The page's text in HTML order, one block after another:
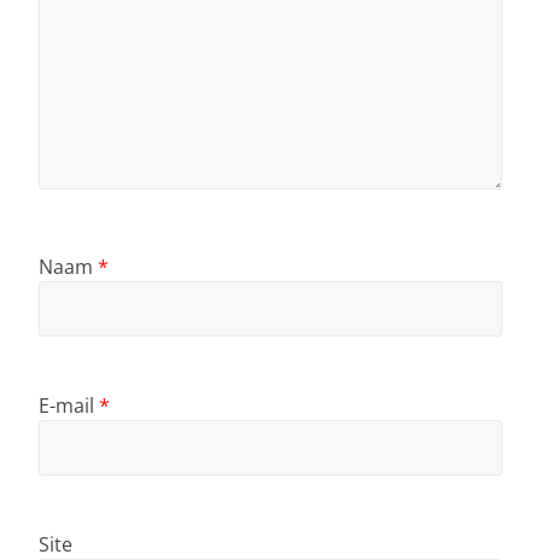
Naam *
E-mail *
Site